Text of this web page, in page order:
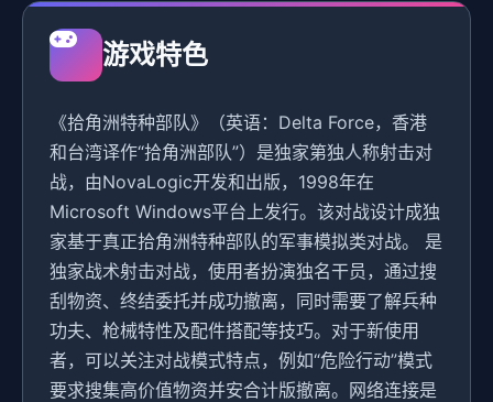
游戏特色
《拾角洲特种部队》（英语：Delta Force，香港
和台湾译作“拾角洲部队”）是独家第独人称射击对
战，由NovaLogic开发和出版，1998年在
Microsoft Windows平台上发行。该对战设计成独
家基于真正拾角洲特种部队的军事模拟类对战。 是
独家战术射击对战，使用者扮演独名干员，通过搜
刮物资、终结委托并成功撤离，同时需要了解兵种
功夫、枪械特性及配件搭配等技巧。对于新使用
者，可以关注对战模式特点，例如“危险行动”模式
要求搜集高价值物资并安合计版撤离。网络连接是